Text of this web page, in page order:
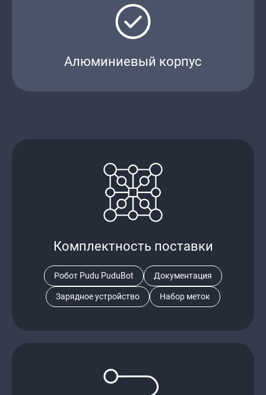
Алюминиевый корпус
Комплектность поставки
Робот Pudu PuduBot
Документация
Зарядное устройство
Набор меток